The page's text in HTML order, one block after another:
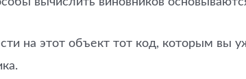
на этот объект тот код, которым вы